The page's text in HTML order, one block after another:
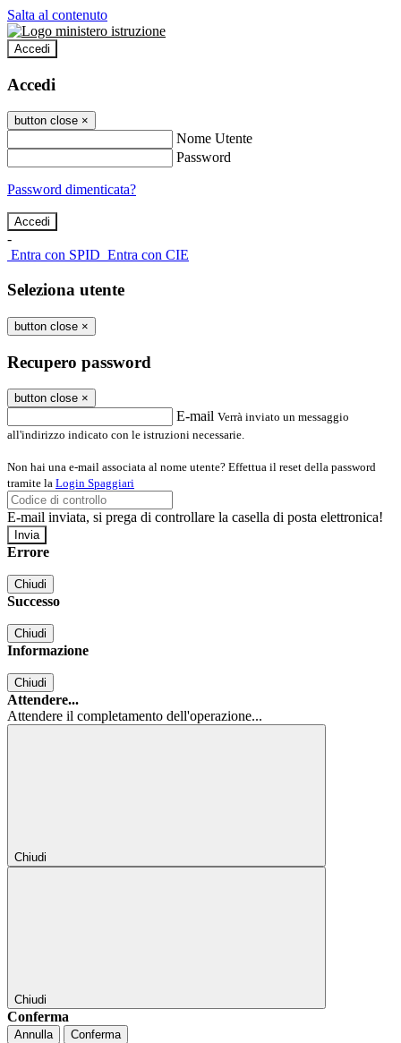
Salta al contenuto
Accedi
Accedi
button close ×
Nome Utente
Password
Password dimenticata?
-
Entra con SPID Entra con CIE
Seleziona utente
button close ×
Recupero password
button close ×
E-mail Verrà inviato un messaggio
all'indirizzo indicato con le istruzioni necessarie.
Non hai una e-mail associata al nome utente? Effettua il reset della password
tramite la Login Spaggiari
E-mail inviata, si prega di controllare la casella di posta elettronica!
Errore
Chiudi
Successo
Chiudi
Informazione
Chiudi
Attendere...
Attendere il completamento dell'operazione...
Chiudi
Chiudi
Conferma
Annulla Conferma